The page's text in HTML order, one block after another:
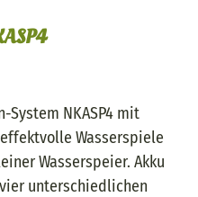
System NKASP4 mit
Wasserspiele
Wasserspeier. Akku
unterschiedlichen